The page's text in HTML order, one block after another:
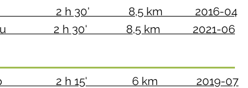
2 h 30' 8,5 km 2016-04
2 h 30' 8,5 km 2021-06
- Axalp 2 h 15' 6 km 2019-07